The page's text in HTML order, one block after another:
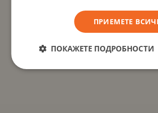
ПРИЕМЕТЕ
ПОКАЖЕТЕ ПОДРОБНОСТИ